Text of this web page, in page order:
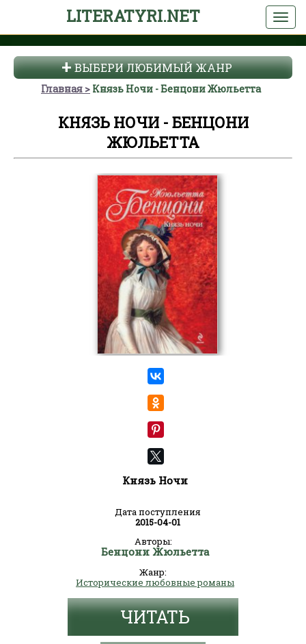
LITERATYRI.NET
ВЫБЕРИ ЛЮБИМЫЙ ЖАНР
Главная Князь Ночи - Бенцони Жюльетта
КНЯЗЬ НОЧИ - БЕНЦОНИ
ЖЮЛЬЕТТА
Князь Ночи
Дата поступления
2015-04-01
Авторы:
Бенцони Жюльетта
Жанр:
Исторические любовные романы
ЧИТАТЬ